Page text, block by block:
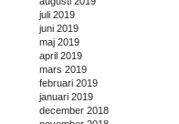
juli 2019
juni 2019
maj 2019
april 2019
mars 2019
februari 2019
januari 2019
december 2018